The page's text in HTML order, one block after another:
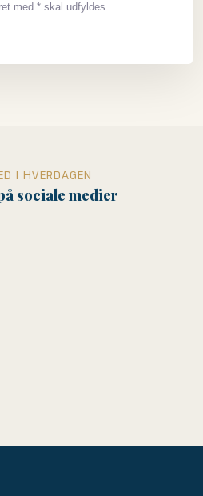
med * skal udfyldes.
I HVERDAGEN
sociale medier